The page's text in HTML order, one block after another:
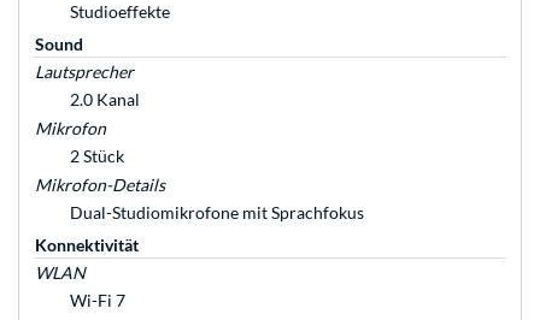
Studioeffekte
Sound
Lautsprecher
2.0 Kanal
Mikrofon
2 Stück
Mikrofon-Details
Dual-Studiomikrofone mit Sprachfokus
Konnektivität
WLAN
Wi-Fi 7